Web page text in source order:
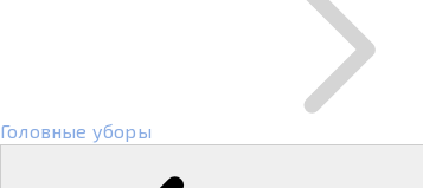
Головные уборы